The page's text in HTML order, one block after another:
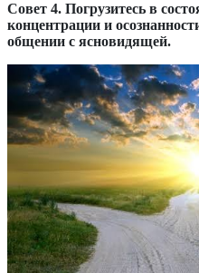
Совет 4. Погрузитесь в
концентрации и
общении с ясновидящей.